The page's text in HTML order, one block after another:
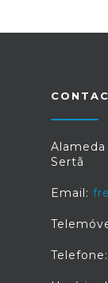
Alameda
Sertã
Email: